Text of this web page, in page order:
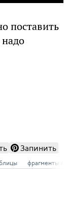
поставить
надо
Запинить
фрагменты